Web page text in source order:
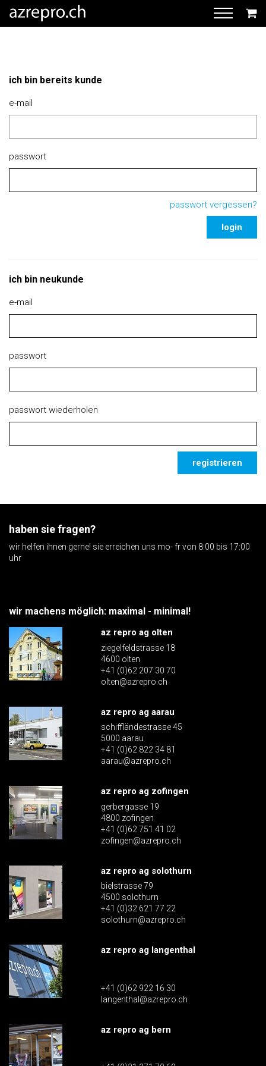
ich bin bereits kunde
e-mail
passwort
passwort vergessen?
login
ich bin neukunde
e-mail
passwort
passwort wiederholen
registrieren
haben sie fragen?
wir helfen ihnen gerne! sie erreichen uns mo- fr von 8:00 bis 17:00
uhr
wir machens möglich: maximal - minimal!
az repro ag olten
ziegelfeldstrasse 18
4600 olten
+41 (0)62 207 30 70
olten@azrepro.ch
az repro ag aarau
schiffländestrasse 45
5000 aarau
+41 (0)62 822 34 81
aarau@azrepro.ch
az repro ag zofingen
gerbergasse 19
4800 zofingen
+41 (0)62 751 41 02
zofingen@azrepro.ch
az repro ag solothurn
bielstrasse 79
4500 solothurn
+41 (0)32 621 77 22
solothurn@azrepro.ch
az repro ag langenthal
+41 (0)62 922 16 30
langenthal@azrepro.ch
az repro ag bern